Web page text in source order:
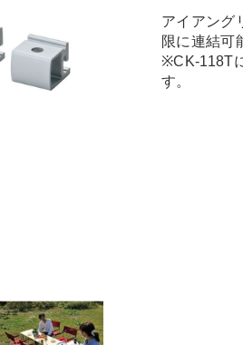
アイアング
限に連結可
※CK-118T
す。